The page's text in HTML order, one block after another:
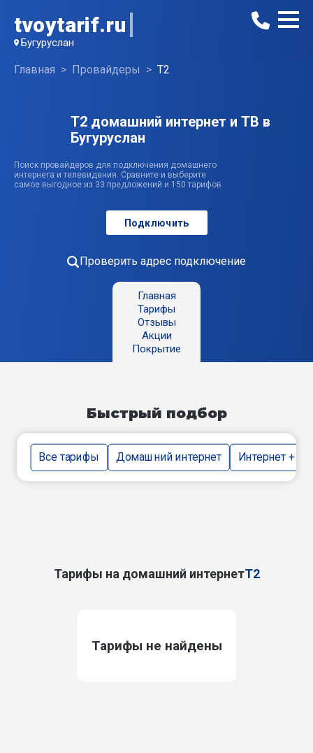
tvoytarif.ru
Бугуруслан
Главная Провайдеры T2
T2 домашний интернет и ТВ в
Бугуруслан
Поиск провайдеров для подключения домашнего
интернета и телевидения. Сравните и выберите
самое выгодное из 33 предложений и 150 тарифов
Подключить
Проверить адрес подключение
Главная
Тарифы
Отзывы
Акции
Покрытие
Быстрый подбор
Все тарифы Домашний интернет Интернет + тв
Тарифы на домашний интернетT2
Тарифы не найдены